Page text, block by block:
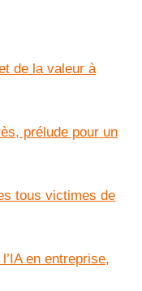
de la valeur à
prélude pour un
tous victimes de
en entreprise,